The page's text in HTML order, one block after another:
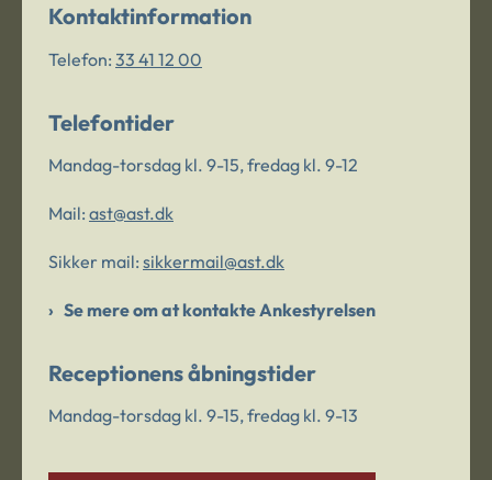
Kontaktinformation
Telefon: 33 41 12 00
Telefontider
Mandag-torsdag kl. 9-15, fredag kl. 9-12
Mail: ast@ast.dk
Sikker mail: sikkermail@ast.dk
Se mere om at kontakte Ankestyrelsen
Receptionens åbningstider
Mandag-torsdag kl. 9-15, fredag kl. 9-13